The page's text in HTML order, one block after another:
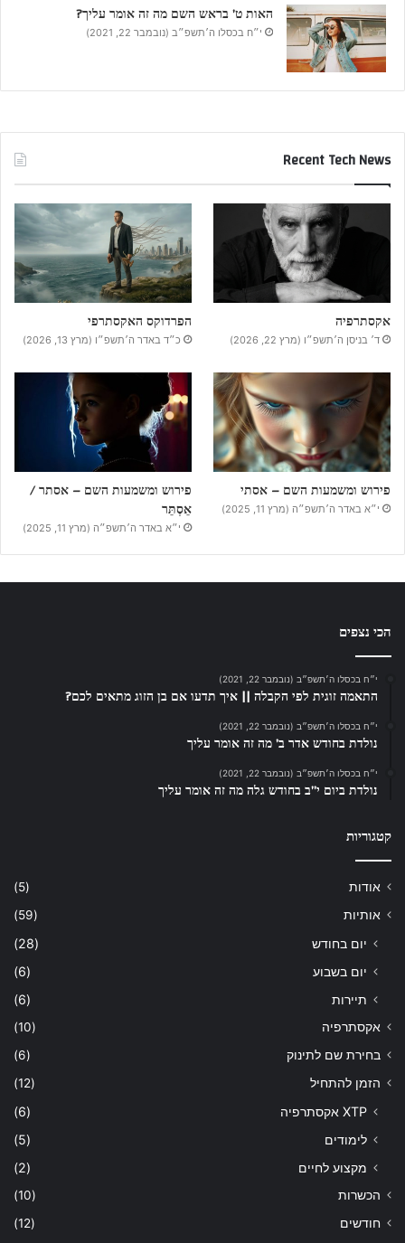
האות ט’ בראש השם מה זה אומר עליך?
י״ח בכסלו ה׳תשפ״ב (נובמבר 22, 2021)
Recent Tech News
אקסתרפיה
ד׳ בניסן ה׳תשפ״ו (מרץ 22, 2026)
הפרדוקס האקסתרפי
כ״ד באדר ה׳תשפ״ו (מרץ 13, 2026)
פירוש ומשמעות השם – אסתי
י״א באדר ה׳תשפ״ה (מרץ 11, 2025)
פירוש ומשמעות השם – אסתר /
אֵסְתֵּר
י״א באדר ה׳תשפ״ה (מרץ 11, 2025)
הכי נצפים
י״ח בכסלו ה׳תשפ״ב (נובמבר 22, 2021)
התאמה זוגית לפי הקבלה || איך תדעו אם בן הזוג מתאים לכם?
י״ח בכסלו ה׳תשפ״ב (נובמבר 22, 2021)
נולדת בחודש אדר ב’ מה זה אומר עליך
י״ח בכסלו ה׳תשפ״ב (נובמבר 22, 2021)
נולדת ביום י”ב בחודש גלה מה זה אומר עליך
קטגוריות
אודות
(5)
אותיות
(59)
יום בחודש
(28)
יום בשבוע
(6)
תיירות
(6)
אקסתרפיה
(10)
בחירת שם לתינוק
(6)
הזמן להתחיל
(12)
XTP אקסתרפיה
(6)
לימודים
(5)
מקצוע לחיים
(2)
הכשרות
(10)
חודשים
(12)